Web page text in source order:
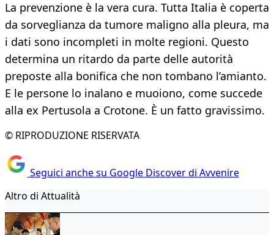
La prevenzione è la vera cura. Tutta Italia è coperta
da sorveglianza da tumore maligno alla pleura, ma
i dati sono incompleti in molte regioni. Questo
determina un ritardo da parte delle autorità
preposte alla bonifica che non tombano l’amianto.
E le persone lo inalano e muoiono, come succede
alla ex Pertusola a Crotone. È un fatto gravissimo.
© RIPRODUZIONE RISERVATA
Seguici anche su Google Discover di Avvenire
Altro di Attualità